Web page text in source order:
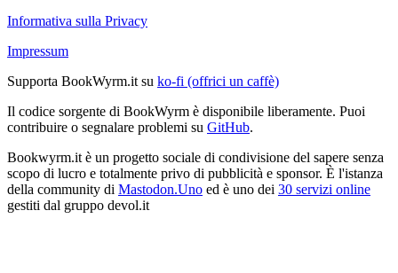
Informativa sulla Privacy
Impressum
Supporta BookWyrm.it su ko-fi (offrici un caffè)
Il codice sorgente di BookWyrm è disponibile liberamente. Puoi
contribuire o segnalare problemi su GitHub.
Bookwyrm.it è un progetto sociale di condivisione del sapere senza
scopo di lucro e totalmente privo di pubblicità e sponsor. È l'istanza
della community di Mastodon.Uno ed è uno dei 30 servizi online
gestiti dal gruppo devol.it